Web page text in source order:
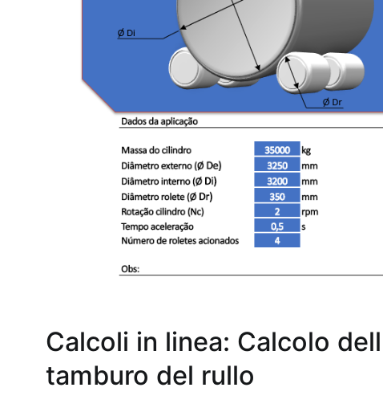
Calcoli in linea: Calcolo
tamburo del rullo